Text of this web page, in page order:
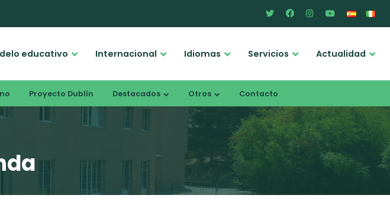
educativo Internacional Idiomas Servicios Actualidad
Proyecto Dublín Destacados Otros Contacto